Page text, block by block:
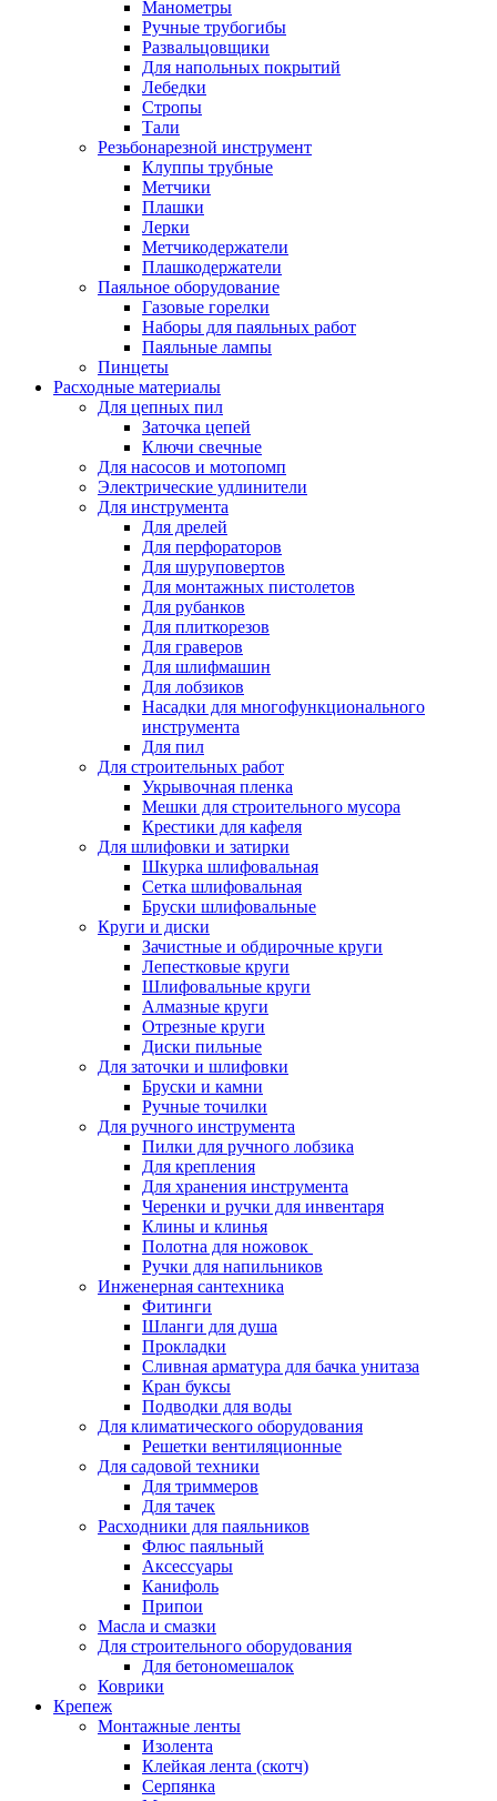
Манометры
Ручные трубогибы
Развальцовщики
Для напольных покрытий
Лебедки
Стропы
Тали
Резьбонарезной инструмент
Клуппы трубные
Метчики
Плашки
Лерки
Метчикодержатели
Плашкодержатели
Паяльное оборудование
Газовые горелки
Наборы для паяльных работ
Паяльные лампы
Пинцеты
Расходные материалы
Для цепных пил
Заточка цепей
Ключи свечные
Для насосов и мотопомп
Электрические удлинители
Для инструмента
Для дрелей
Для перфораторов
Для шуруповертов
Для монтажных пистолетов
Для рубанков
Для плиткорезов
Для граверов
Для шлифмашин
Для лобзиков
Насадки для многофункционального
инструмента
Для пил
Для строительных работ
Укрывочная пленка
Мешки для строительного мусора
Крестики для кафеля
Для шлифовки и затирки
Шкурка шлифовальная
Сетка шлифовальная
Бруски шлифовальные
Круги и диски
Зачистные и обдирочные круги
Лепестковые круги
Шлифовальные круги
Алмазные круги
Отрезные круги
Диски пильные
Для заточки и шлифовки
Бруски и камни
Ручные точилки
Для ручного инструмента
Пилки для ручного лобзика
Для крепления
Для хранения инструмента
Черенки и ручки для инвентаря
Клины и клинья
Полотна для ножовок
Ручки для напильников
Инженерная сантехника
Фитинги
Шланги для душа
Прокладки
Сливная арматура для бачка унитаза
Кран буксы
Подводки для воды
Для климатического оборудования
Решетки вентиляционные
Для садовой техники
Для триммеров
Для тачек
Расходники для паяльников
Флюс паяльный
Аксессуары
Канифоль
Припои
Масла и смазки
Для строительного оборудования
Для бетономешалок
Коврики
Крепеж
Монтажные ленты
Изолента
Клейкая лента (скотч)
Серпянка